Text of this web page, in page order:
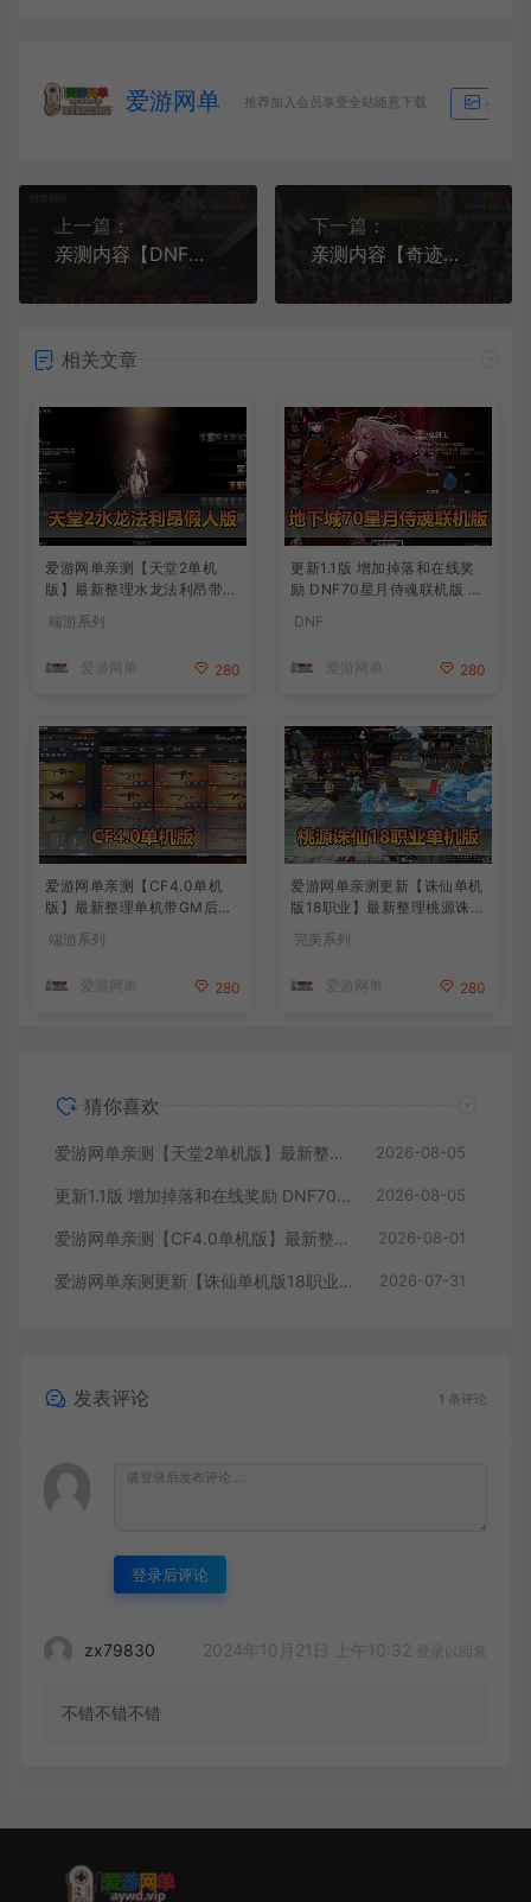
爱游网单 推荐加入会员享受全站随意下载 生成海
上一篇：
亲测内容【DNF】86级巅峰复古带安图恩大转移后地图怀旧网游单机虚拟机一键端爱游网单整合视频教学GM后台
下一篇：
亲测内容【奇迹世界2】新版220级创建即200级背包满装备带GM命令可发物品道具金币等级技能点等 虚拟机一键端网游单机版爱游网单整合
相关文章
爱游网单亲测【天堂2单机
版】最新整理水龙法利昂带假
能GM控制台 可发物品装备
端游系列
爱游网单 280
更新1.1版 增加掉落和在线奖
励 DNF70星月侍魂联机版 新
词条 护石 辟邪玉 皮肤外观 B
徽章 技能宝珠等 在线点 装备
DNF
爱游网单 280
爱游网单亲测【CF4.0单机
版】最新整理单机带GM后台
可添加全物品装备 人机对战
可选难度 带单机内辅 一键启
端游系列
爱游网单 280
爱游网单亲测更新【诛仙单机
版18职业】最新整理桃源诛仙
精修第4版 配套GM工具可发
物品装备点券 配套工具大全
+手工端文本教学
完美系列
爱游网单 280
猜你喜欢
爱游网单亲测【天堂2单机版】最新整理水龙法利昂带假人商业端制作单机 内置多功能GM控制台 可发物品装备 虚拟机一键端 视频安装教学 2026-08-05
更新1.1版 增加掉落和在线奖励 DNF70星月侍魂联机版 新版技能 丰富异次元技能装备词条 护石 辟邪玉 皮肤外观 BUFF技能徽章 史诗装备特效徽章 技能宝珠等 在线点 装备靠爆 2026-08-05
爱游网单亲测【CF4.0单机版】最新整理单机带GM后台可添加全物品装备 人机对战可选难度 带单机内辅 一键启动视频教学 2026-08-01
爱游网单亲测更新【诛仙单机版18职业】最新整理桃源诛仙精修第4版 配套GM工具可发物品装备点券 配套工具大全 虚拟机一键端 视频安装教学+手工端文本教学 2026-07-31
发表评论 1 条评论
登录后评论
zx79830 2024年10月21日 上午10:32
不错不错不错